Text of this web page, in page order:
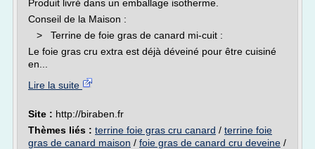
Produit livré dans un emballage isotherme.
Conseil de la Maison :
> Terrine de foie gras de canard mi-cuit :
Le foie gras cru extra est déjà déveiné pour être cuisiné
en...
Lire la suite
Site : http://biraben.fr
Thèmes liés : terrine foie gras cru canard / terrine foie
gras de canard maison / foie gras de canard cru deveine /